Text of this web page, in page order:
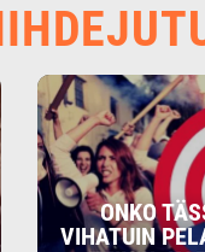
ONKO
VIHATUIN